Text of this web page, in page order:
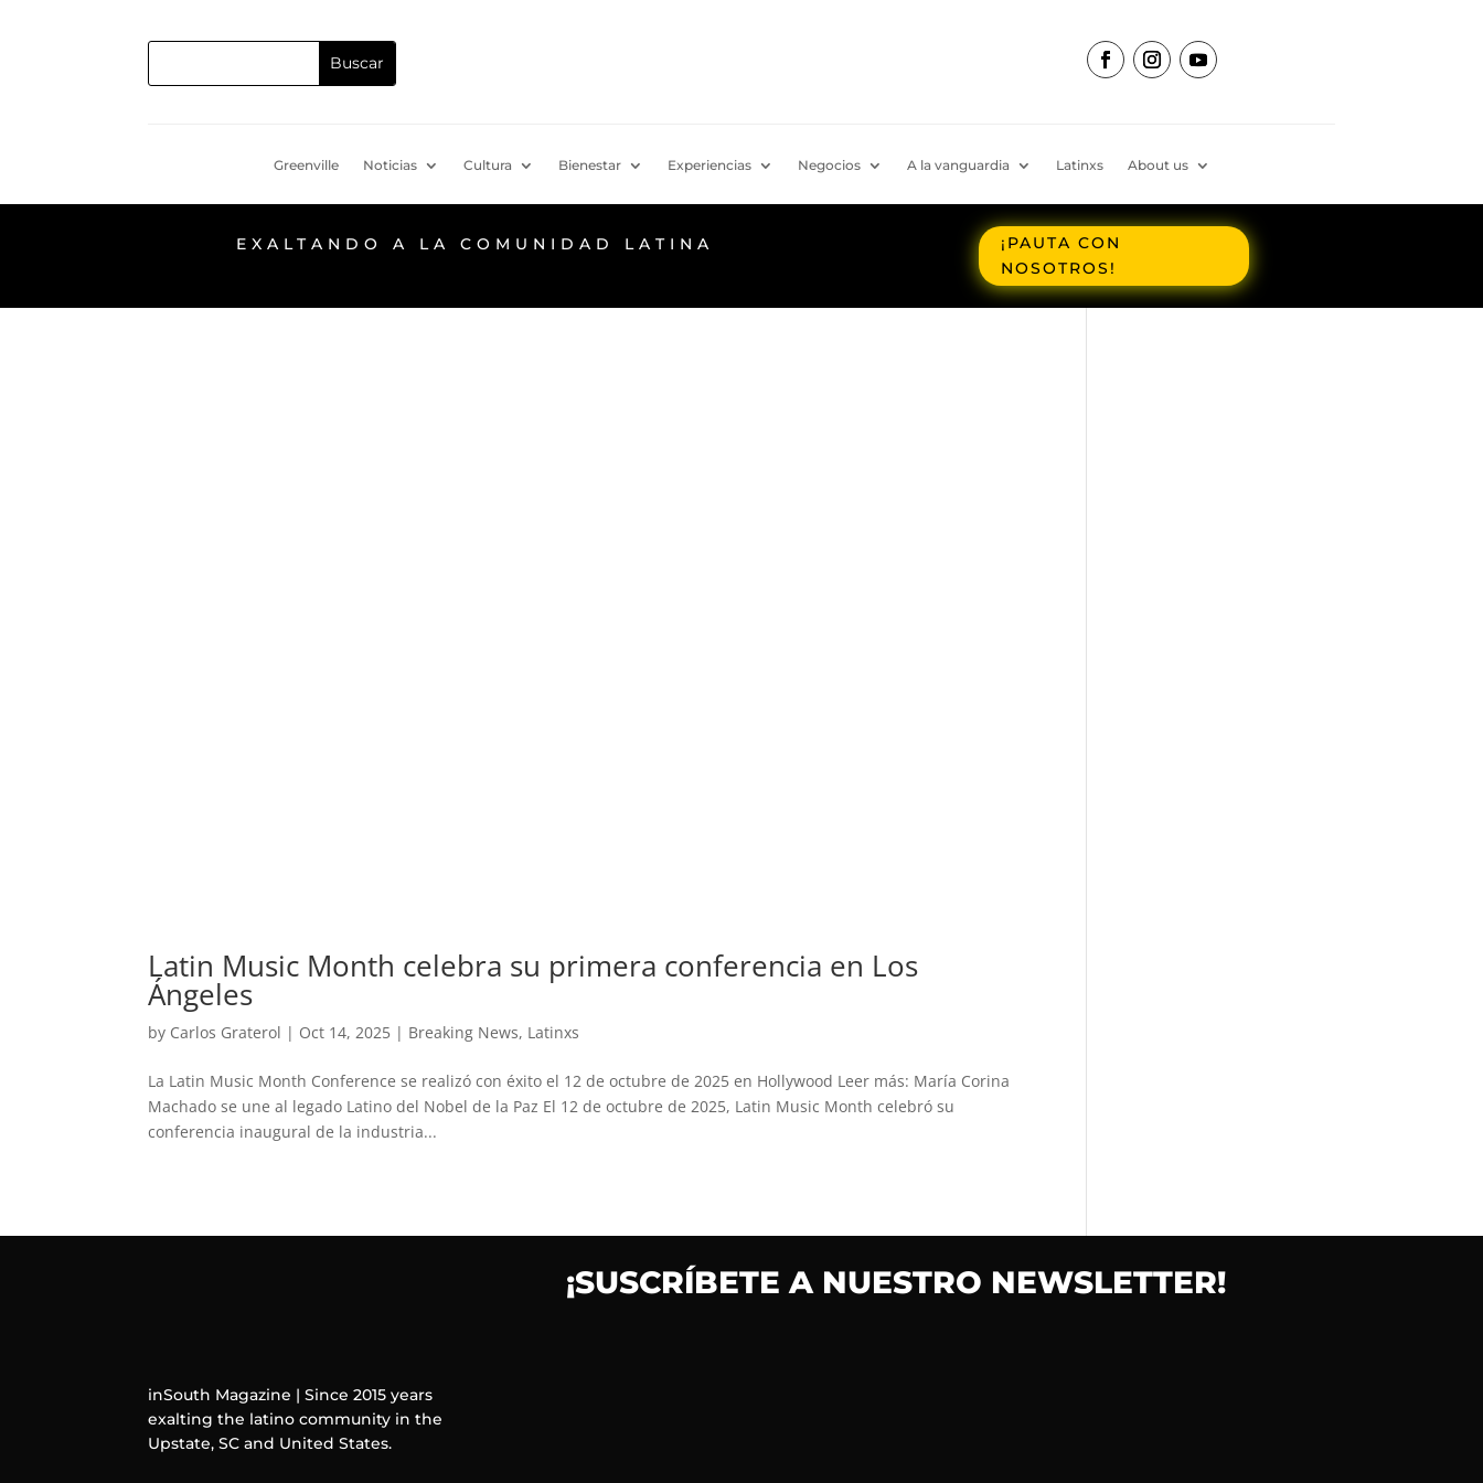
Greenville Noticias Cultura Bienestar Experiencias Negocios A la vanguardia Latinxs About us
EXALTANDO A LA COMUNIDAD LATINA
¡PAUTA CON
NOSOTROS!
Latin Music Month celebra su primera conferencia en Los
Ángeles
by Carlos Graterol | Oct 14, 2025 | Breaking News, Latinxs
La Latin Music Month Conference se realizó con éxito el 12 de octubre de 2025 en Hollywood Leer más: María Corina
Machado se une al legado Latino del Nobel de la Paz El 12 de octubre de 2025, Latin Music Month celebró su
conferencia inaugural de la industria...
inSouth Magazine | Since 2015 years
exalting the latino community in the
Upstate, SC and United States.
¡SUSCRÍBETE A NUESTRO NEWSLETTER!